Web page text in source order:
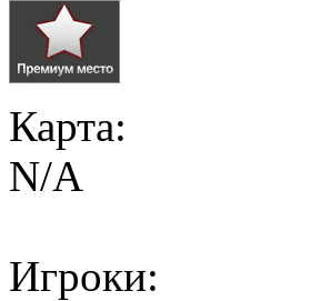
Карта:
N/A
Игроки: